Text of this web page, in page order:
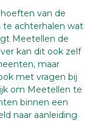
van de
te achterhalen wat
Meetellen de
kan dit ook zelf
maar
met vragen bij
om Meetellen te
binnen een
naar aanleiding